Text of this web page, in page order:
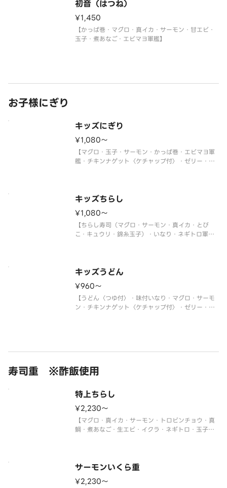
初音（はつね）
¥1,450
【かっぱ巻・マグロ・真イカ・サーモン・甘エビ・
玉子・煮あなご・エビマヨ軍艦】
お子様にぎり
キッズにぎり
¥1,080〜
【マグロ・玉子・サーモン・かっぱ巻・エビマヨ軍
艦・チキンナゲット〈ケチャップ付〉・ゼリー・ジ
キッズちらし
¥1,080〜
【ちらし寿司（マグロ・サーモン・真イカ・とび
こ・キュウリ・錦糸玉子）・いなり・ネギトロ軍
※使い捨て容器でお届けします。
キッズうどん
¥960〜
【うどん〈つゆ付〉・味付いなり・マグロ・サーモ
ン・チキンナゲット〈ケチャップ付〉・ゼリー・ジ
寿司重 ※酢飯使用
特上ちらし
¥2,230〜
【マグロ・真イカ・サーモン・トロビンチョウ・真
鯛・煮あなご・生エビ・イクラ・ネギトロ・玉子・
サーモンいくら重
¥2,230〜